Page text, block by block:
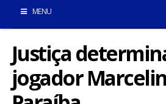
MENU
INÍCIO
POMBAL E REGIÃO
Justiça
jogador